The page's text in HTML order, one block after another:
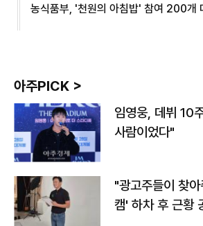
농식품부, '천원의 아침밥' 참여 200개
아주PICK >
임영웅, 데뷔 10
사람이었다"
"광고주들이 찾
캠' 하차 후 근황